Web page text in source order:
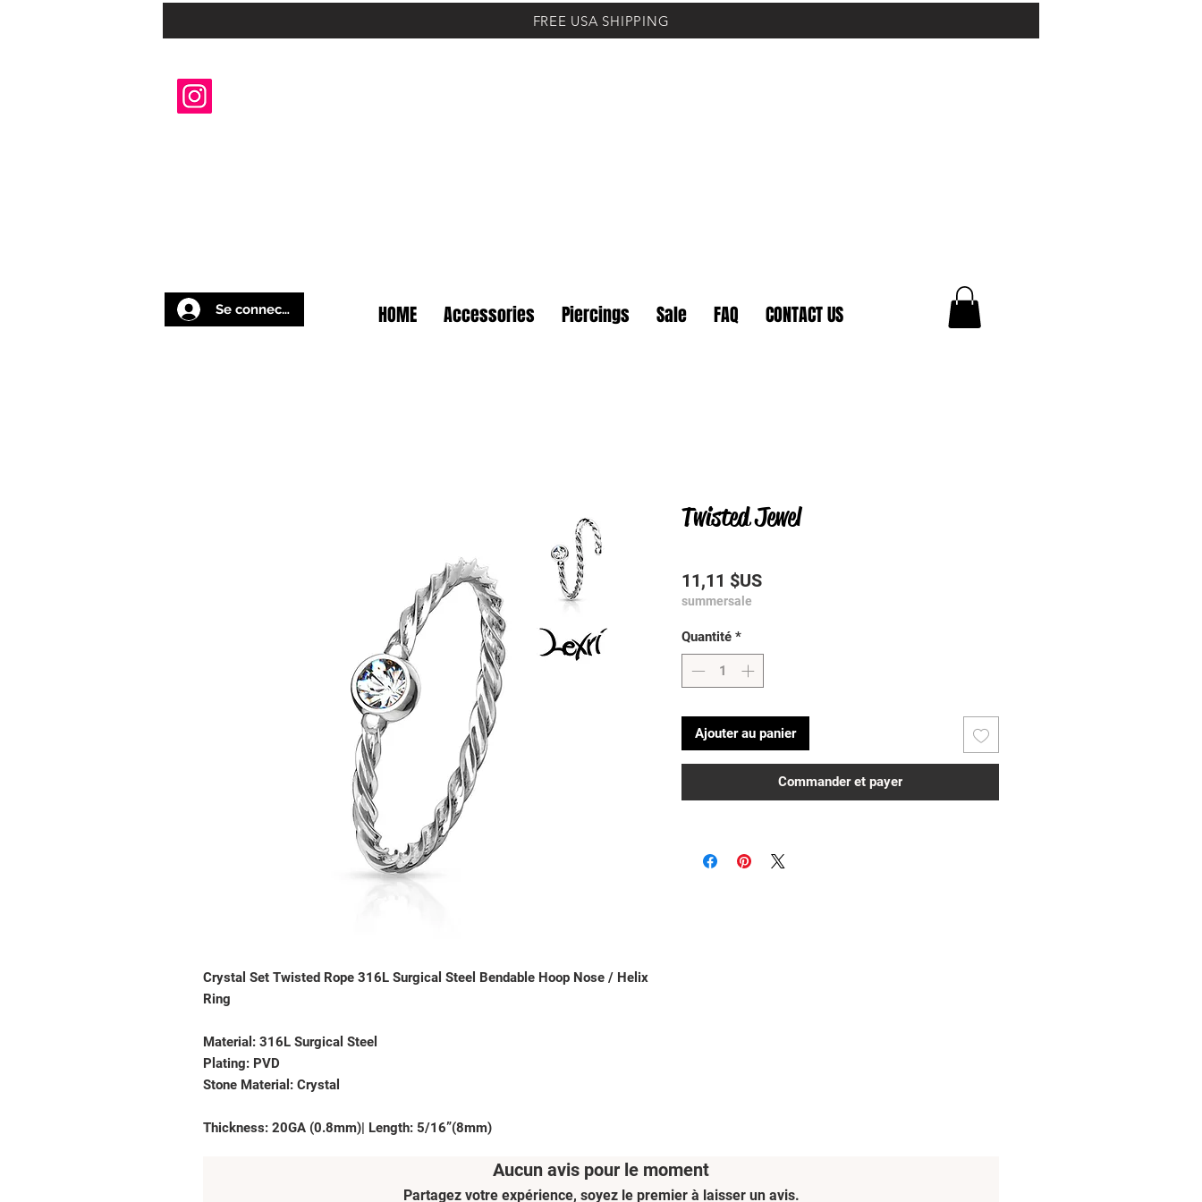
FREE USA SHIPPING
Se connecter HOME Accessories Piercings Sale FAQ CONTACT US
Crystal Set Twisted Rope 316L Surgical Steel Bendable Hoop Nose / Helix
Ring
Material: 316L Surgical Steel
Plating: PVD
Stone Material: Crystal
Thickness: 20GA (0.8mm)| Length: 5/16”(8mm)
Twisted Jewel
11,11 $USPrix
summersale
Quantité *
Ajouter au panier
Commander et payer
Aucun avis pour le moment
Partagez votre expérience, soyez le premier à laisser un avis.